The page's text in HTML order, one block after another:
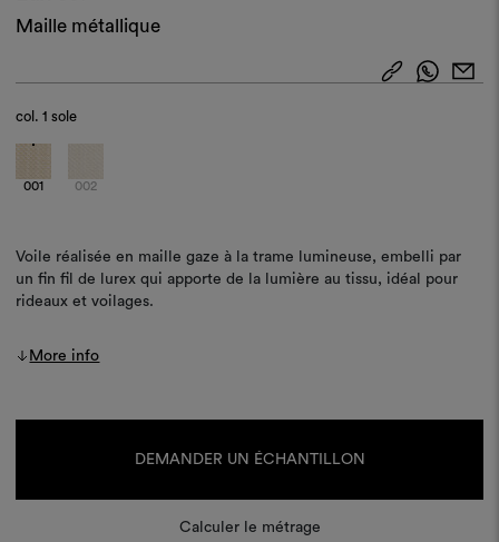
Maille métallique
col.1 sole
001 002
Voile réalisée en maille gaze à la trame lumineuse, embelli par
un fin fil de lurex qui apporte de la lumière au tissu, idéal pour
rideaux et voilages.
More info
DEMANDER UN ÉCHANTILLON
Calculer le métrage